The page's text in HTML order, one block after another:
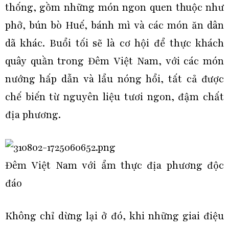
thống, gồm những món ngon quen thuộc như
phở, bún bò Huế, bánh mì và các món ăn dân
dã khác. Buổi tối sẽ là cơ hội để thực khách
quây quần trong Đêm Việt Nam, với các món
nướng hấp dẫn và lẩu nóng hổi, tất cả được
chế biến từ nguyên liệu tươi ngon, đậm chất
địa phương.
Đêm Việt Nam với ẩm thực địa phương độc
đáo
Không chỉ dừng lại ở đó, khi những giai điệu